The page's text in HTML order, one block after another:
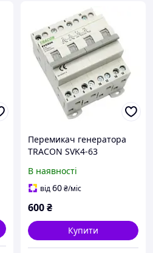
Перемикач генератора
TRACON SVK4-63
В наявності
від60₴/міс
600₴
Купити